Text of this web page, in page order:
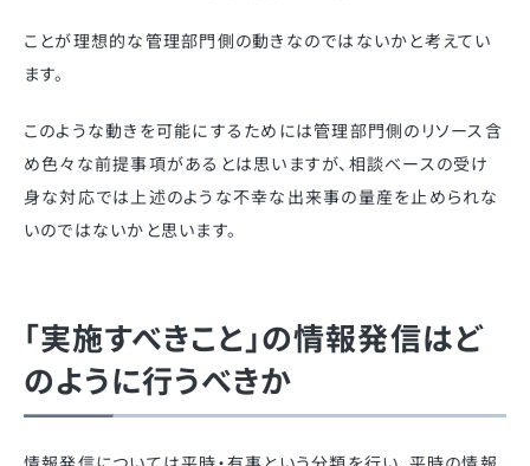
ことが理想的な管理部門側の動きなのではないかと考えてい
ます。
このような動きを可能にするためには管理部門側のリソース含
め色々な前提事項があるとは思いますが、相談ベースの受け
身な対応では上述のような不幸な出来事の量産を止められな
いのではないかと思います。
「実施すべきこと」の情報発信はど
のように行うべきか